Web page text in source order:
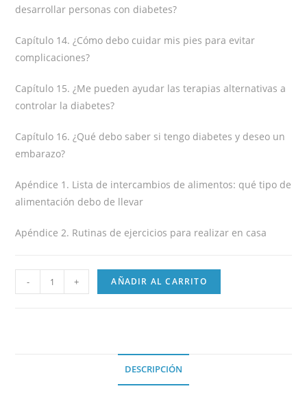
desarrollar personas con diabetes?
Capítulo 14. ¿Cómo debo cuidar mis pies para evitar
complicaciones?
Capítulo 15. ¿Me pueden ayudar las terapias alternativas a
controlar la diabetes?
Capítulo 16. ¿Qué debo saber si tengo diabetes y deseo un
embarazo?
Apéndice 1. Lista de intercambios de alimentos: qué tipo de
alimentación debo de llevar
Apéndice 2. Rutinas de ejercicios para realizar en casa
- + AÑADIR AL CARRITO
DESCRIPCIÓN